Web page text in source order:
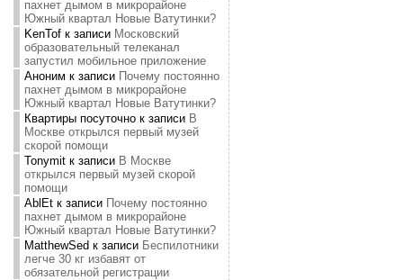
пахнет дымом в микрорайоне
Южный квартал Новые Ватутинки?
KenTofк записи Московский
образовательный телеканал
запустил мобильное приложение
Аноним к записи Почему постоянно
пахнет дымом в микрорайоне
Южный квартал Новые Ватутинки?
Квартиры посуточнок записи В
Москве открылся первый музей
скорой помощи
Tonymitк записи В Москве
открылся первый музей скорой
помощи
AblEtк записи Почему постоянно
пахнет дымом в микрорайоне
Южный квартал Новые Ватутинки?
MatthewSed к записи Беспилотники
легче 30 кг избавят от
обязательной регистрации